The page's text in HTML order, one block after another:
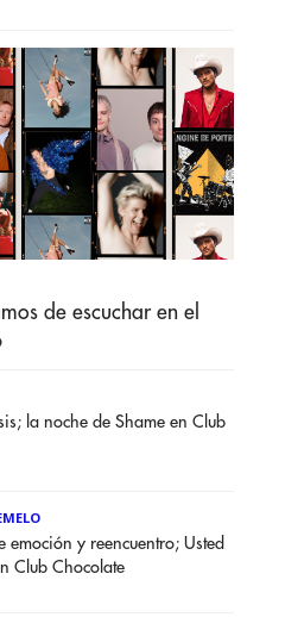
de escuchar en el
la noche de Shame en Club
emoción y reencuentro; Usted
Club Chocolate